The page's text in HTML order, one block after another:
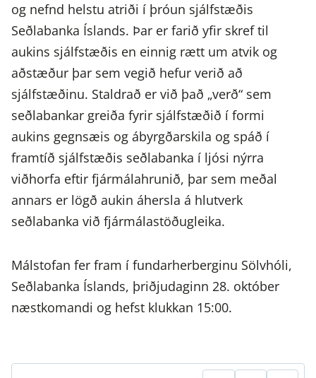
og nefnd helstu atriði í þróun sjálfstæðis
Seðlabanka Íslands. Þar er farið yfir skref til
aukins sjálfstæðis en einnig rætt um atvik og
aðstæður þar sem vegið hefur verið að
sjálfstæðinu. Staldrað er við það „verð“ sem
seðlabankar greiða fyrir sjálfstæðið í formi
aukins gegnsæis og ábyrgðarskila og spáð í
framtíð sjálfstæðis seðlabanka í ljósi nýrra
viðhorfa eftir fjármálahrunið, þar sem meðal
annars er lögð aukin áhersla á hlutverk
seðlabanka við fjármálastöðugleika.
Málstofan fer fram í fundarherberginu Sölvhóli,
Seðlabanka Íslands, þriðjudaginn 28. október
næstkomandi og hefst klukkan 15:00.